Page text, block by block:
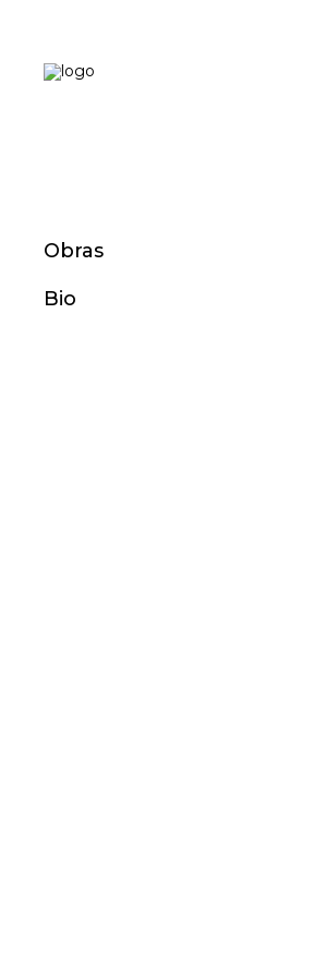
Obras
Bio